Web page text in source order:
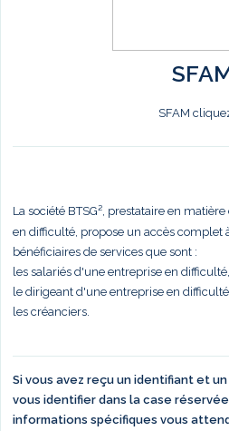
SFAM
La société BTSG², prestataire en
en difficulté, propose un accès complet
bénéficiaires de services que sont :
les salariés d'une entreprise en difficulté,
le dirigeant d'une entreprise en difficulté,
les créanciers.
Si vous avez reçu un identifiant et
vous identifier dans la case
informations spécifiques vous